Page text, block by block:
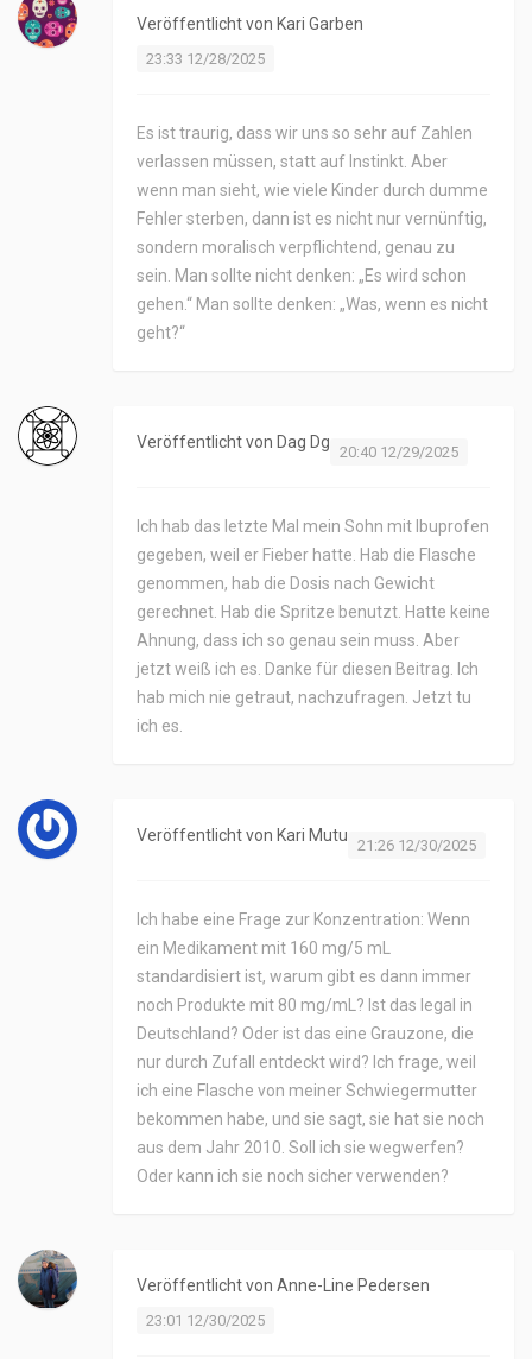
Veröffentlicht von Kari Garben
23:33 12/28/2025
Es ist traurig, dass wir uns so sehr auf Zahlen
verlassen müssen, statt auf Instinkt. Aber
wenn man sieht, wie viele Kinder durch dumme
Fehler sterben, dann ist es nicht nur vernünftig,
sondern moralisch verpflichtend, genau zu
sein. Man sollte nicht denken: „Es wird schon
gehen.“ Man sollte denken: „Was, wenn es nicht
geht?“
Veröffentlicht von Dag Dg
20:40 12/29/2025
Ich hab das letzte Mal mein Sohn mit Ibuprofen
gegeben, weil er Fieber hatte. Hab die Flasche
genommen, hab die Dosis nach Gewicht
gerechnet. Hab die Spritze benutzt. Hatte keine
Ahnung, dass ich so genau sein muss. Aber
jetzt weiß ich es. Danke für diesen Beitrag. Ich
hab mich nie getraut, nachzufragen. Jetzt tu
ich es.
Veröffentlicht von Kari Mutu
21:26 12/30/2025
Ich habe eine Frage zur Konzentration: Wenn
ein Medikament mit 160 mg/5 mL
standardisiert ist, warum gibt es dann immer
noch Produkte mit 80 mg/mL? Ist das legal in
Deutschland? Oder ist das eine Grauzone, die
nur durch Zufall entdeckt wird? Ich frage, weil
ich eine Flasche von meiner Schwiegermutter
bekommen habe, und sie sagt, sie hat sie noch
aus dem Jahr 2010. Soll ich sie wegwerfen?
Oder kann ich sie noch sicher verwenden?
Veröffentlicht von Anne-Line Pedersen
23:01 12/30/2025